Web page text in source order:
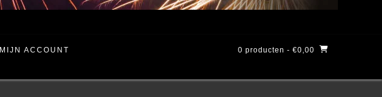
MIJN ACCOUNT 0 producten - €0,00